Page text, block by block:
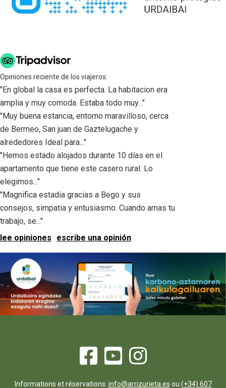
Opiniones reciente de los viajeros:
"En global la casa es perfecta. La habitacion era
amplia y muy comoda. Estaba todo muy..."
"Muy buena estancia, entorno maravilloso, cerca
de Bermeo, San juan de Gaztelugache y
alrededores Ideal para..."
"Hemos estado alojados durante 10 días en el
apartamento que tiene este casero rural. Lo
elegimos..."
"Magnifica estadia gracias a Bego y sus
consejos, simpatia y entusiasmo. Cuando amas tu
trabajo, se..."
lee opiniones
escribe una opinión
Informations et réservations: info@arrizurieta.es ou (+34) 607